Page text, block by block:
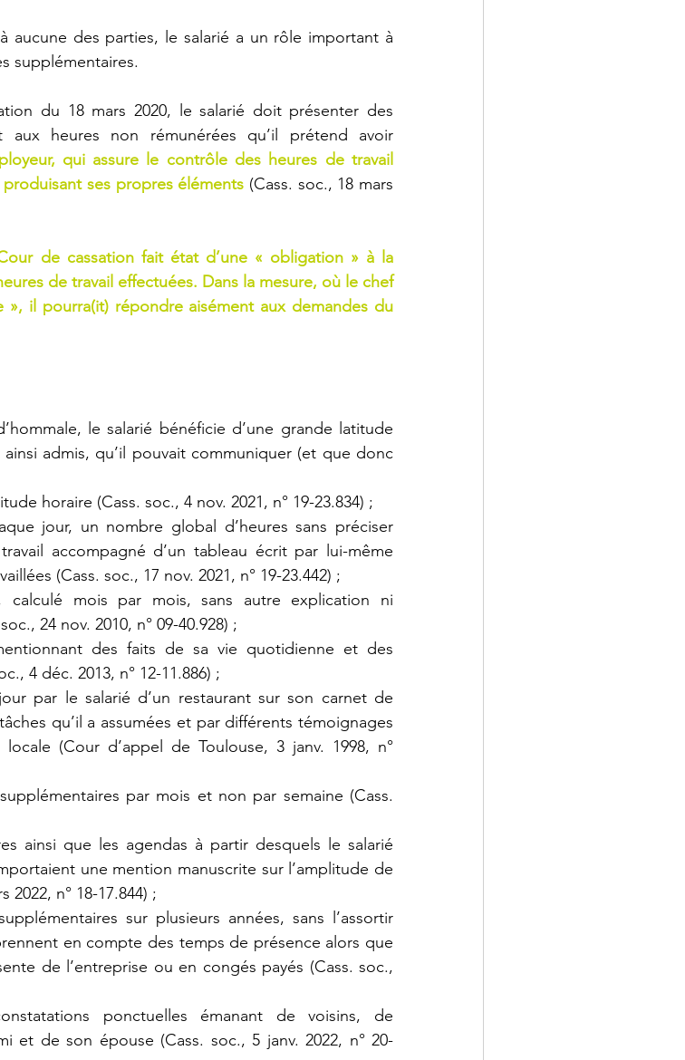
aucune des parties, le salarié a un rôle important à
supplémentaires.
du 18 mars 2020, le salarié doit présenter des
aux heures non rémunérées qu’il prétend avoir
qui assure le contrôle des heures de travail
ses propres éléments (Cass. soc., 18 mars
de cassation fait état d’une « obligation » à la
de travail effectuées. Dans la mesure, où le chef
il pourra(it) répondre aisément aux demandes du
le salarié bénéficie d’une grande latitude
admis, qu’il pouvait communiquer (et que donc
horaire (Cass. soc., 4 nov. 2021, n° 19-23.834) ;
jour, un nombre global d’heures sans préciser
accompagné d’un tableau écrit par lui-même
(Cass. soc., 17 nov. 2021, n° 19-23.442) ;
calculé mois par mois, sans autre explication ni
24 nov. 2010, n° 09-40.928) ;
des faits de sa vie quotidienne et des
4 déc. 2013, n° 12-11.886) ;
par le salarié d’un restaurant sur son carnet de
qu’il a assumées et par différents témoignages
(Cour d’appel de Toulouse, 3 janv. 1998, n°
par mois et non par semaine (Cass.
ainsi que les agendas à partir desquels le salarié
une mention manuscrite sur l’amplitude de
2022, n° 18-17.844) ;
sur plusieurs années, sans l’assortir
en compte des temps de présence alors que
de l’entreprise ou en congés payés (Cass. soc.,
ponctuelles émanant de voisins, de
et de son épouse (Cass. soc., 5 janv. 2022, n° 20-